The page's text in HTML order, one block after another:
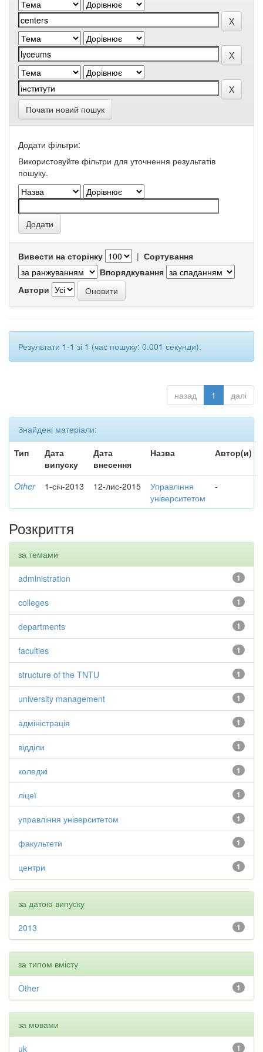
Почати новий пошук
Додати фільтри:
Використовуйте фільтри для уточнення результатів
пошуку.
Вивести на сторінку | Сортування
Впорядкування
Автори
Результати 1-1 зі 1 (час пошуку: 0.001 секунди).
назад 1 далі
Знайдені матеріали:
Тип
Дата
випуску
Дата
внесення
Назва Автор(и)
Other 1-січ-2013 12-лис-2015
Управління
університетом
-
Розкриття
за темами
1
administration
1
colleges
1
departments
1
faculties
1
structure of the TNTU
1
university management
1
адміністрація
1
відділи
1
коледжі
1
ліцеї
1
управління університетом
1
факультети
1
центри
за датою випуску
1
2013
за типом вмісту
1
Other
за мовами
1
uk